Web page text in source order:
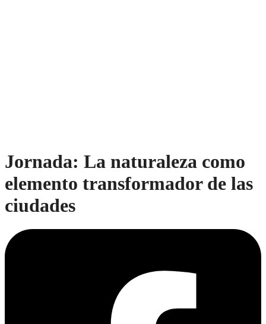
Jornada: La naturaleza como
elemento transformador de las
ciudades